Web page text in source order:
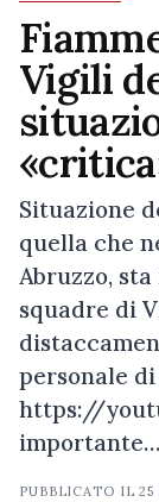
Vigili
Situazione
quella che
Abruzzo,
squadre di
personale
https://
importante…
PUBBLICATO IL25